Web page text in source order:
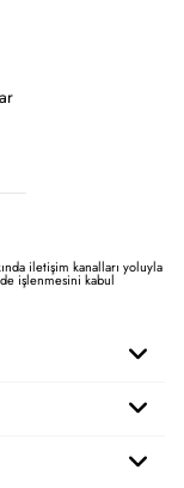
iletişim kanalları yoluyla
işlenmesini kabul